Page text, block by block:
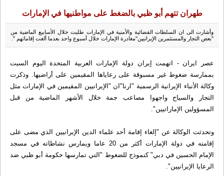
طهران تتهم أبو ظبي بالضغط على مواطنيها في الإمارات
وأشارت الى ان السلطات القضائية والأمنية في الإمارات طلبت خلال الأسابيع الماضية من
"بعض التجار والمستثمرين الإيرانيين"مغادرة الإمارات خلال أسبوع واحد بعدما ألغت إقاماتهم ".
عصر ایران - اتهمت إيران دولة الإمارات العربية المتحدة اليوم السبت
بممارسة ضغوط غير مسبوقة على رعاياها المقيمين على أراضيها. وذكرت
وكالة الأنباء الإيرانية الرسمية "ارنا"ان "الإيرانيين المقيمين في الإمارات مثل
التجار والسياح واجهوا مصاعب جمة خلال الأشهر الماضية من قبل
المسؤولين الإماراتيين".
وتحدثت الوكالة عن "إلغاء إقامة أحد علماء الدين الإيرانيين الذي مضى على
إقامته في دولة الإمارات أکثر من 20 عاما ويمارس نشاطاته في مسجد
الإمام الحسين في دبي" كنموذج للضغوط "التي تمارسها حكومة أبو ظبي ضد
الرعايا الإيرانيين".